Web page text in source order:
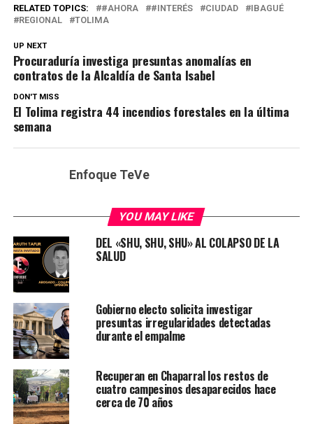
RELATED TOPICS: #AHORA #INTERÉS CIUDAD
IBAGUÉ
REGIONAL
TOLIMA
UP NEXT
Procuraduría investiga presuntas anomalías en
contratos de la Alcaldía de Santa Isabel
DON'T MISS
El Tolima registra 44 incendios forestales en la última
semana
Enfoque TeVe
YOU MAY LIKE
DEL «SHU, SHU, SHU» AL COLAPSO DE LA
SALUD
Gobierno electo solicita investigar
presuntas irregularidades detectadas
durante el empalme
Recuperan en Chaparral los restos de
cuatro campesinos desaparecidos hace
cerca de 70 años